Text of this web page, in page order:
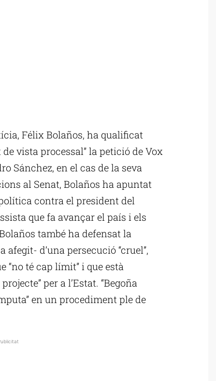
Félix Bolaños, ha qualificat
de vista processal” la petició de Vox
Sánchez, en el cas de la seva
al Senat, Bolaños ha apuntat
contra el president del
que fa avançar el país i els
també ha defensat la
d’una persecució “cruel”,
“no té cap límit” i que està
per a l’Estat. “Begoña
en un procediment ple de